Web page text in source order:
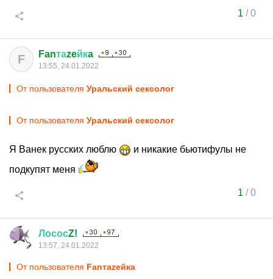
1 /0
F Fanтаzeйкa
13:55, 24.01.2022
От пользователя Уральский сексолог
От пользователя Уральский сексолог
Я Ванек русских люблю
и никакие бьютифулы не
подкупят меня
1 /0
ЛососZ!
13:57, 24.01.2022
От пользователя Fanтаzeйкa